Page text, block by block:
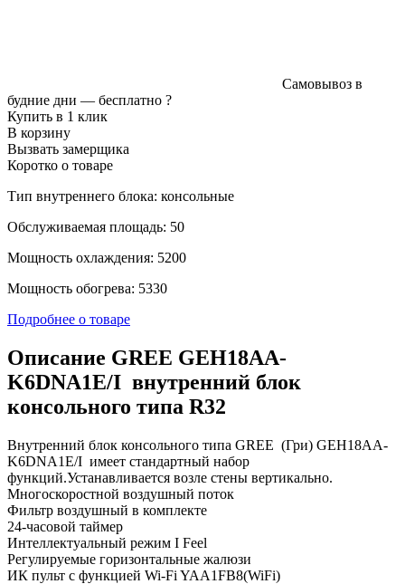
Самовывоз в
будние дни — бесплатно ?
Купить в 1 клик
В корзину
Вызвать замерщика
Коротко о товаре
Тип внутреннего блока: консольные
Обслуживаемая площадь: 50
Мощность охлаждения: 5200
Мощность обогрева: 5330
Подробнее о товаре
Описание GREE GEH18AA-
K6DNA1E/I внутренний блок
консольного типа R32
Внутренний блок консольного типа GREE (Гри) GEH18AA-
K6DNA1E/I имеет стандартный набор
функций.Устанавливается возле стены вертикально.
Многоскоростной воздушный поток
Фильтр воздушный в комплекте
24-часовой таймер
Интеллектуальный режим I Feel
Регулируемые горизонтальные жалюзи
ИК пульт с функцией Wi-Fi YAA1FB8(WiFi)